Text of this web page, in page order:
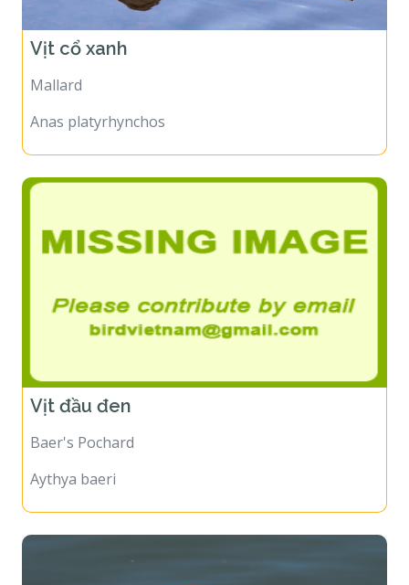
Vịt cổ xanh
Mallard
Anas platyrhynchos
Vịt đầu đen
Baer's Pochard
Aythya baeri